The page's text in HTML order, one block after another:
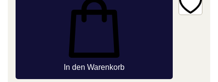
In den Warenkorb